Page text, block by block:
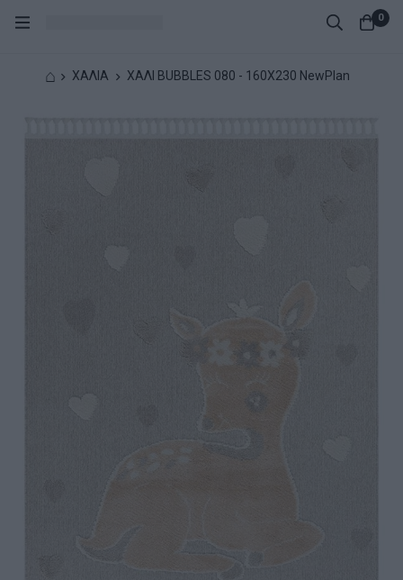
0
⌂ ΧΑΛΙΑ ΧΑΛΙ BUBBLES 080 - 160X230 NewPlan